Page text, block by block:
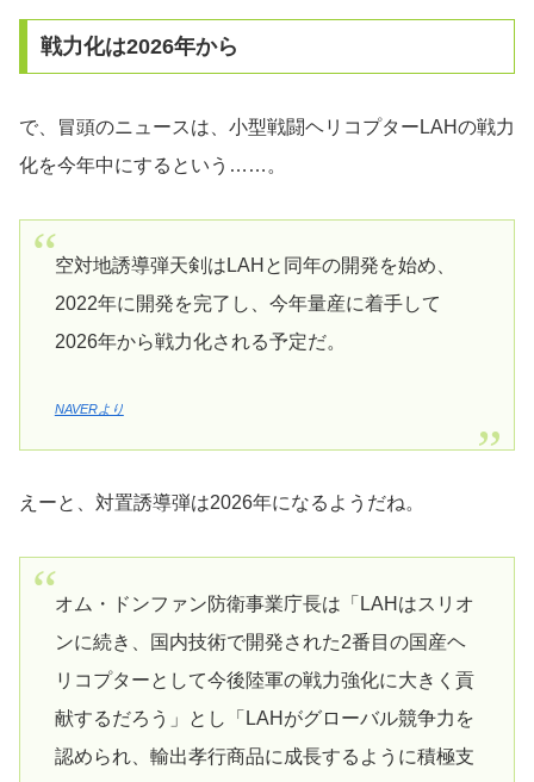
戦力化は2026年から
で、冒頭のニュースは、小型戦闘ヘリコプターLAHの戦力
化を今年中にするという……。
空対地誘導弾天剣はLAHと同年の開発を始め、
2022年に開発を完了し、今年量産に着手して
2026年から戦力化される予定だ。
NAVERより
えーと、対置誘導弾は2026年になるようだね。
オム・ドンファン防衛事業庁長は「LAHはスリオ
ンに続き、国内技術で開発された2番目の国産ヘ
リコプターとして今後陸軍の戦力強化に大きく貢
献するだろう」とし「LAHがグローバル競争力を
認められ、輸出孝行商品に成長するように積極支